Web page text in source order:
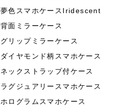
夢色スマホケースIridescent
背面ミラーケース
グリップミラーケース
ダイヤモンド柄スマホケース
ネックストラップ付ケース
ラグジュアリースマホケース
ホログラムスマホケース